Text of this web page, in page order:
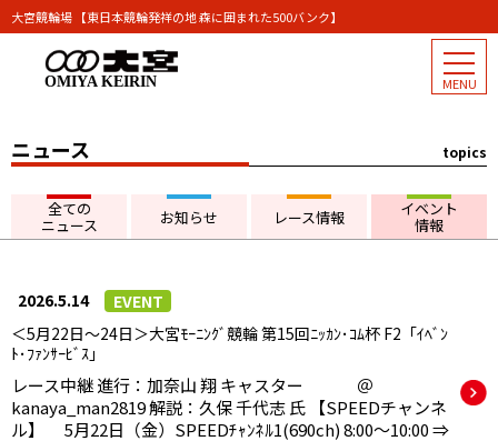
大宮競輪場 【東日本競輪発祥の地 森に囲まれた500バンク】
OMIYA KEIRIN
ニュース topics
全ての
ニュース お知らせ レース情報 イベント
情報
2026.5.14
EVENT
＜5月22日～24日＞大宮ﾓｰﾆﾝｸﾞ競輪 第15回ﾆｯｶﾝ･ｺﾑ杯 F2「ｲﾍﾞﾝ
ﾄ･ﾌｧﾝｻｰﾋﾞｽ」
レース中継 進行：加奈山 翔 キャスター ＠
kanaya_man2819 解説：久保 千代志 氏 【SPEEDチャンネ
ル】 5月22日（金）SPEEDﾁｬﾝﾈﾙ1(690ch) 8:00～10:00 ⇒